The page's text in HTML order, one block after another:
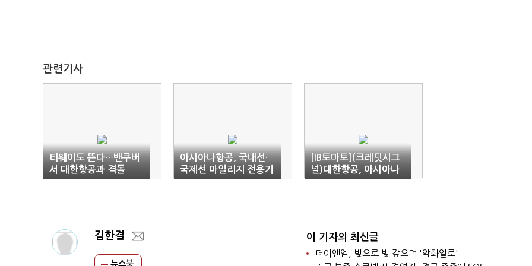
관련기사
티웨이도 뜬다…밴쿠버
서 대한항공과 격돌
아시아나항공, 국내선·
국제선 마일리지 전용기
확대
[IB토마토](크레딧시그
널)대한항공, 아시아나
품고 '초대형' 항공사 발
김한결
뉴스북
이 기자의 최신글
더이앤엠, 빚으로 빚 갚으며 '악화일로'